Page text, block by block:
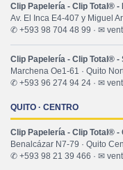
Clip Papelería - Clip Total® -
Av. El Inca E4-407 y Miguel
✆ +593 98 704 48 99 · ✉
Clip Papelería - Clip Total® -
Marchena Oe1-61 · Quito
✆ +593 96 274 94 24 · ✉
QUITO · CENTRO
Clip Papelería - Clip Total®
Benalcázar N7-79 · Quito
✆ +593 98 21 39 466 · ✉